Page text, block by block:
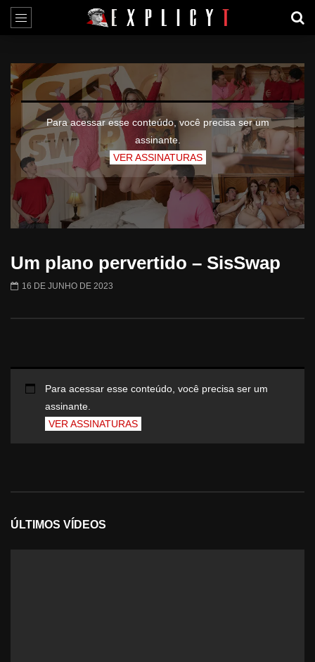
Para acessar esse conteúdo, você precisa ser um
assinante.
VER ASSINATURAS
Um plano pervertido – SisSwap
16 DE JUNHO DE 2023
Para acessar esse conteúdo, você precisa ser um
assinante.
VER ASSINATURAS
ÚLTIMOS VÍDEOS